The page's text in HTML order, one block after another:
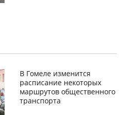
В Гомеле изменится
расписание некоторых
маршрутов общественного
транспорта